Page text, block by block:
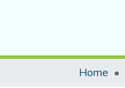
Home